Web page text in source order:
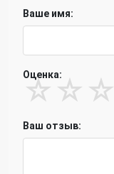
Ваше имя:
Оценка:
☆ ☆ ☆
Ваш отзыв: